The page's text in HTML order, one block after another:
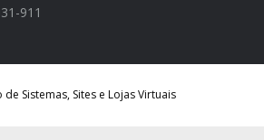
911
Sistemas, Sites e Lojas Virtuais